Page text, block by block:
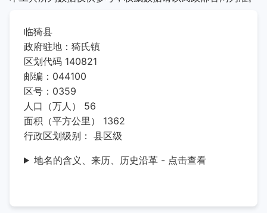
临猗县
政府驻地：猗氏镇
区划代码 140821
邮编：044100
区号：0359
人口（万人） 56
面积（平方公里） 1362
行政区划级别： 县区级
地名的含义、来历、历史沿革 - 点击查看